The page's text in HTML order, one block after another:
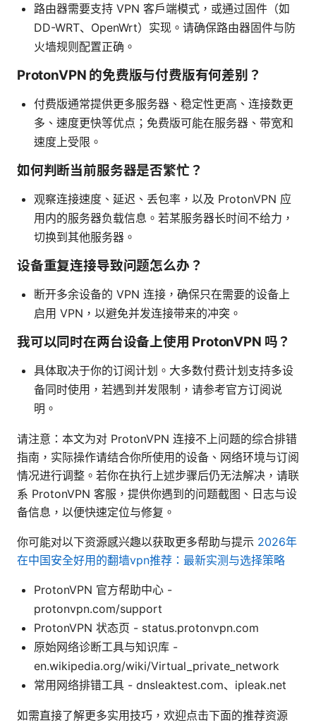
路由器需要支持 VPN 客户端模式，或通过固件（如
DD-WRT、OpenWrt）实现。请确保路由器固件与防
火墙规则配置正确。
ProtonVPN 的免费版与付费版有何差别？
付费版通常提供更多服务器、稳定性更高、连接数更
多、速度更快等优点；免费版可能在服务器、带宽和
速度上受限。
如何判断当前服务器是否繁忙？
观察连接速度、延迟、丢包率，以及 ProtonVPN 应
用内的服务器负载信息。若某服务器长时间不给力，
切换到其他服务器。
设备重复连接导致问题怎么办？
断开多余设备的 VPN 连接，确保只在需要的设备上
启用 VPN，以避免并发连接带来的冲突。
我可以同时在两台设备上使用 ProtonVPN 吗？
具体取决于你的订阅计划。大多数付费计划支持多设
备同时使用，若遇到并发限制，请参考官方订阅说
明。
请注意：本文为对 ProtonVPN 连接不上问题的综合排错
指南，实际操作请结合你所使用的设备、网络环境与订阅
情况进行调整。若你在执行上述步骤后仍无法解决，请联
系 ProtonVPN 客服，提供你遇到的问题截图、日志与设
备信息，以便快速定位与修复。
你可能对以下资源感兴趣以获取更多帮助与提示 2026年
在中国安全好用的翻墙vpn推荐：最新实测与选择策略
ProtonVPN 官方帮助中心 -
protonvpn.com/support
ProtonVPN 状态页 - status.protonvpn.com
原始网络诊断工具与知识库 -
en.wikipedia.org/wiki/Virtual_private_network
常用网络排错工具 - dnsleaktest.com、ipleak.net
如需直接了解更多实用技巧，欢迎点击下面的推荐资源